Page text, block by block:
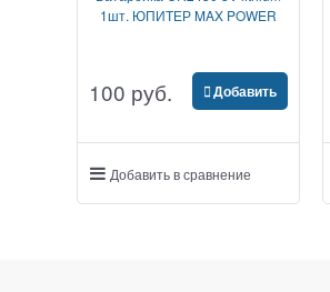
1шт. ЮПИТЕР MAX POWER
100 руб. Добавить
Добавить в сравнение